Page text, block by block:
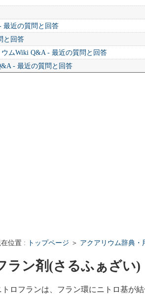
最近の質問と回答
と回答
ムWiki Q&A - 最近の質問と回答
- 最近の質問と回答
位置 : トップページ ＞ アクアリウム辞典・
ラン剤(さるふぁざい)
トロフランは、フラン環にニトロ基が